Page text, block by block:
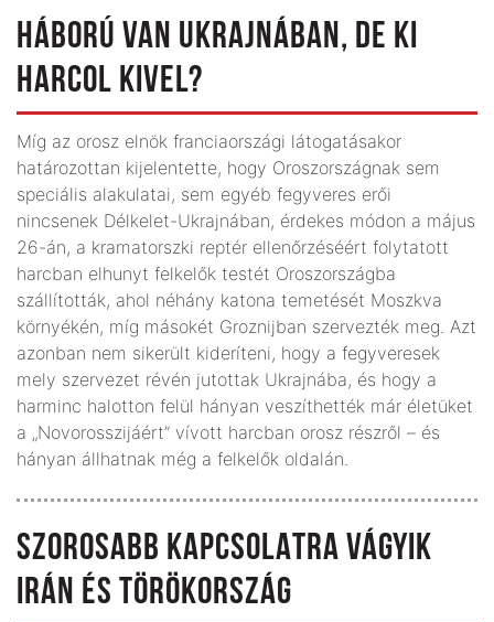
HÁBORÚ VAN UKRAJNÁBAN, DE KI
HARCOL KIVEL?
Míg az orosz elnök franciaországi látogatásakor
határozottan kijelentette, hogy Oroszországnak sem
speciális alakulatai, sem egyéb fegyveres erői
nincsenek Délkelet-Ukrajnában, érdekes módon a május
26-án, a kramatorszki reptér ellenőrzéséért folytatott
harcban elhunyt felkelők testét Oroszországba
szállították, ahol néhány katona temetését Moszkva
környékén, míg másokét Groznijban szervezték meg. Azt
azonban nem sikerült kideríteni, hogy a fegyveresek
mely szervezet révén jutottak Ukrajnába, és hogy a
harminc halotton felül hányan veszíthették már életüket
a „Novorosszijáért” vívott harcban orosz részről – és
hányan állhatnak még a felkelők oldalán.
SZOROSABB KAPCSOLATRA VÁGYIK
IRÁN ÉS TÖRÖKORSZÁG